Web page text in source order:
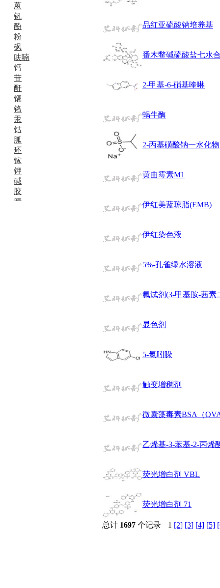
蒽
钒
酚
粉
砜
呋喃
钙
苷
酐
镉
铬
汞
钴
胍
环
镓
钾
碱
胶
腈
品红亚硫酸钠培养基
番木鳖碱硫酸盐七水
2-甲基-6-硝基喹啉
蜗牛酶
2-丙基磺酸钠一水化物
黄曲霉素M1
伊红美蓝琼脂(EMB)
伊红染色液
5%-孔雀绿水溶液
氟试剂(3-甲基胺-茜素
显色剂
5-氯吲哚
触变增稠剂
微囊藻毒素BSA（
乙烯基-3-苯基-2-丙烯
荧光增白剂 VBL
荧光增白剂 71
总计 1697 个记录 1 [2] [3] [4] [5]